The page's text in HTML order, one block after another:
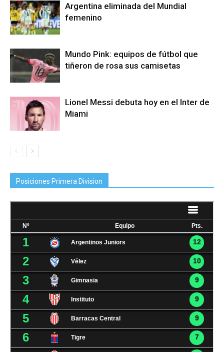
Argentina eliminada del Mundial
femenino
Mundo Pink: equipos de fútbol que
tiñeron de rosa sus camisetas
Lionel Messi debuta hoy en el Inter de
Miami
Posiciones Primera Division